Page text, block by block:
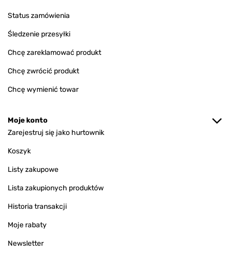
Status zamówienia
Śledzenie przesyłki
Chcę zareklamować produkt
Chcę zwrócić produkt
Chcę wymienić towar
Moje konto
Zarejestruj się jako hurtownik
Koszyk
Listy zakupowe
Lista zakupionych produktów
Historia transakcji
Moje rabaty
Newsletter